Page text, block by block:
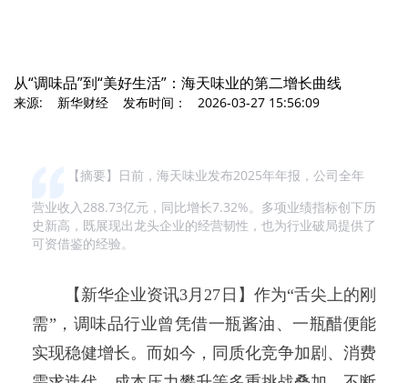
从“调味品”到“美好生活”：海天味业的第二增长曲线
来源: 新华财经 发布时间： 2026-03-27 15:56:09
【摘要】日前，海天味业发布2025年年报，公司全年
营业收入288.73亿元，同比增长7.32%。多项业绩指标创下历
史新高，既展现出龙头企业的经营韧性，也为行业破局提供了
可资借鉴的经验。
【新华企业资讯3月27日】作为“舌尖上的刚
需”，调味品行业曾凭借一瓶酱油、一瓶醋便能
实现稳健增长。而如今，同质化竞争加剧、消费